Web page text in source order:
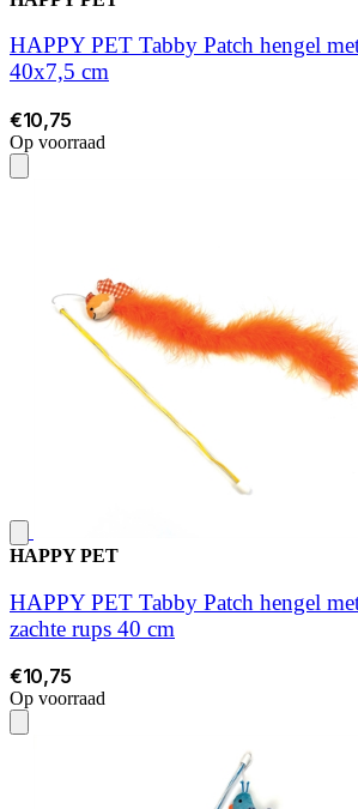
HAPPY PET Tabby Patch hengel
40x7,5 cm
€10,75
Op voorraad
HAPPY PET
HAPPY PET Tabby Patch hengel
zachte rups 40 cm
€10,75
Op voorraad